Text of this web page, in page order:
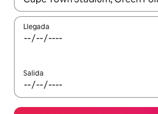
Llegada
Salida